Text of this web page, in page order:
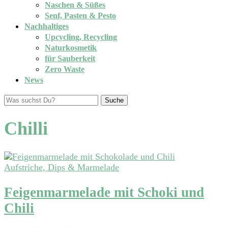
Naschen & Süßes
Senf, Pasten & Pesto
Nachhaltiges
Upcycling, Recycling
Naturkosmetik
für Sauberkeit
Zero Waste
News
Suche
Chilli
Aufstriche, Dips & Marmelade
Feigenmarmelade mit Schoki und
Chili